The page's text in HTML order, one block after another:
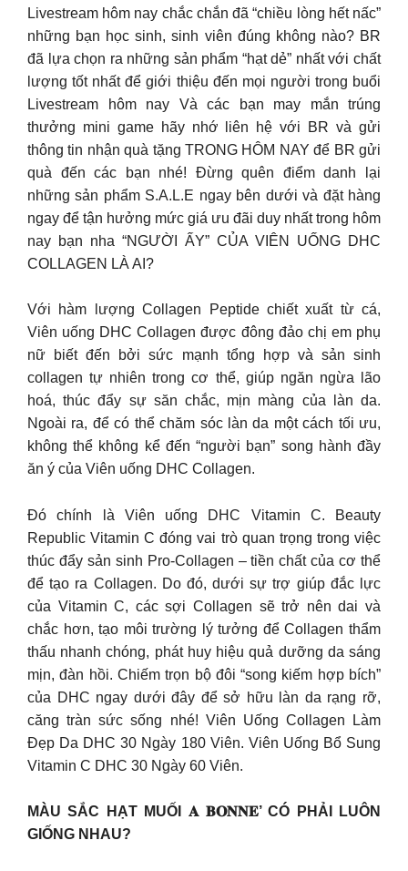
Livestream hôm nay chắc chắn đã “chiều lòng hết nấc”
những bạn học sinh, sinh viên đúng không nào? BR
đã lựa chọn ra những sản phẩm “hạt dẻ” nhất với chất
lượng tốt nhất để giới thiệu đến mọi người trong buổi
Livestream hôm nay Và các bạn may mắn trúng
thưởng mini game hãy nhớ liên hệ với BR và gửi
thông tin nhận quà tặng TRONG HÔM NAY để BR gửi
quà đến các bạn nhé! Đừng quên điểm danh lại
những sản phẩm S.A.L.E ngay bên dưới và đặt hàng
ngay để tận hưởng mức giá ưu đãi duy nhất trong hôm
nay bạn nha “NGƯỜI ẤY” CỦA VIÊN UỐNG DHC
COLLAGEN LÀ AI?
Với hàm lượng Collagen Peptide chiết xuất từ cá,
Viên uống DHC Collagen được đông đảo chị em phụ
nữ biết đến bởi sức mạnh tổng hợp và sản sinh
collagen tự nhiên trong cơ thể, giúp ngăn ngừa lão
hoá, thúc đẩy sự săn chắc, mịn màng của làn da.
Ngoài ra, để có thể chăm sóc làn da một cách tối ưu,
không thể không kể đến “người bạn” song hành đầy
ăn ý của Viên uống DHC Collagen.
Đó chính là Viên uống DHC Vitamin C. Beauty
Republic Vitamin C đóng vai trò quan trọng trong việc
thúc đẩy sản sinh Pro-Collagen – tiền chất của cơ thể
để tạo ra Collagen. Do đó, dưới sự trợ giúp đắc lực
của Vitamin C, các sợi Collagen sẽ trở nên dai và
chắc hơn, tạo môi trường lý tưởng để Collagen thẩm
thấu nhanh chóng, phát huy hiệu quả dưỡng da sáng
mịn, đàn hồi. Chiếm trọn bộ đôi “song kiếm hợp bích”
của DHC ngay dưới đây để sở hữu làn da rạng rỡ,
căng tràn sức sống nhé! Viên Uống Collagen Làm
Đẹp Da DHC 30 Ngày 180 Viên. Viên Uống Bổ Sung
Vitamin C DHC 30 Ngày 60 Viên.
MÀU SẮC HẠT MUỐI 𝐀 𝐁𝐎𝐍𝐍𝐄’ CÓ PHẢI LUÔN
GIỐNG NHAU?